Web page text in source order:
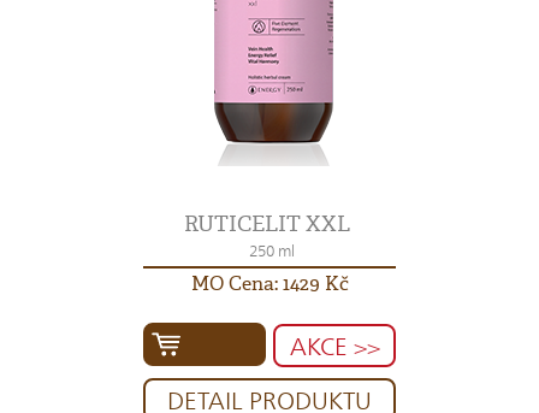
RUTICELIT XXL
250 ml
MO Cena: 1429 Kč
AKCE >>
DETAIL PRODUKTU